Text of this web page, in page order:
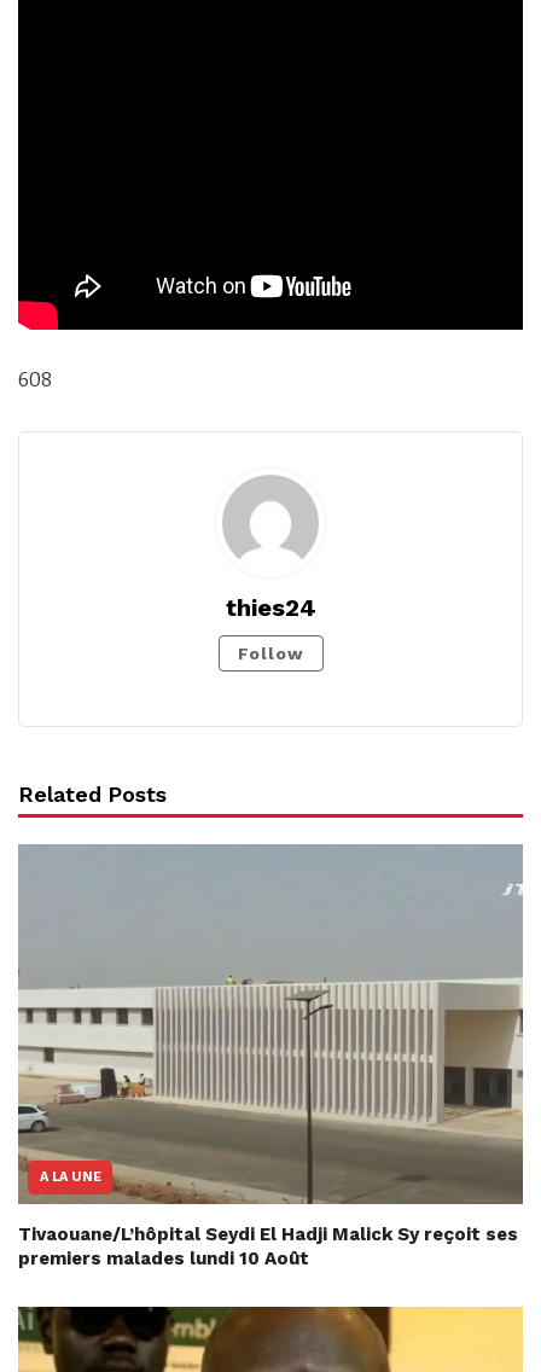
608
thies24
Follow
Related Posts
A LA UNE
Tivaouane/L’hôpital Seydi El Hadji Malick Sy reçoit ses
premiers malades lundi 10 Août